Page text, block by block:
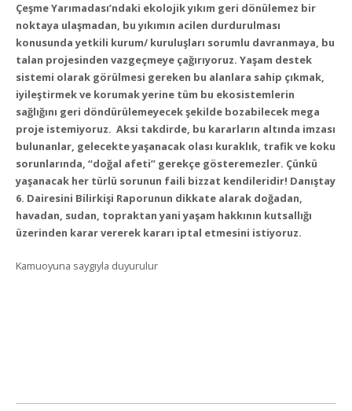
Çeşme Yarımadası’ndaki ekolojik yıkım geri dönülemez bir
noktaya ulaşmadan, bu yıkımın acilen durdurulması
konusunda yetkili kurum/ kuruluşları sorumlu davranmaya, bu
talan projesinden vazgeçmeye çağırıyoruz. Yaşam destek
sistemi olarak görülmesi gereken bu alanlara sahip çıkmak,
iyileştirmek ve korumak yerine tüm bu ekosistemlerin
sağlığını geri döndürülemeyecek şekilde bozabilecek mega
proje istemiyoruz. Aksi takdirde, bu kararların altında imzası
bulunanlar, gelecekte yaşanacak olası kuraklık, trafik ve koku
sorunlarında, “doğal afeti” gerekçe gösteremezler. Çünkü
yaşanacak her türlü sorunun faili bizzat kendileridir! Danıştay
6. Dairesini Bilirkişi Raporunun dikkate alarak doğadan,
havadan, sudan, topraktan yani yaşam hakkının kutsallığı
üzerinden karar vererek kararı iptal etmesini istiyoruz.
Kamuoyuna saygıyla duyurulur